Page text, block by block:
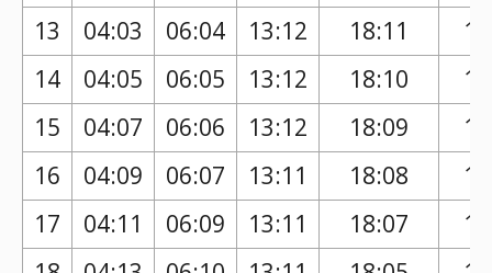
13 04:03 06:04 13:12 18:11
14
04:05 06:05 13:12 18:10
15
04:07 06:06 13:12 18:09
16
04:09 06:07 13:11 18:08
17
04:11 06:09 13:11 18:07